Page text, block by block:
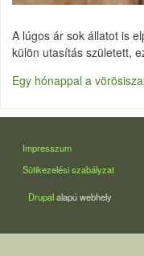
A lúgos ár sok állatot is
külön utasítás született,
Egy hónappal a
LÁBLÉC
Impresszum
Sütikezelési szabályzat
Drupalalapú webhely